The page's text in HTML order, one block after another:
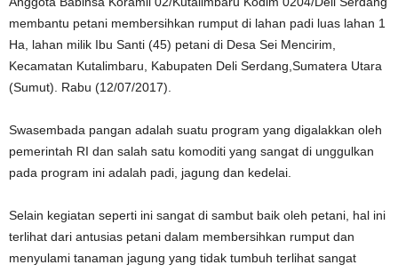
membantu petani membersihkan rumput di lahan padi luas lahan 1
Ha, lahan milik Ibu Santi (45) petani di Desa Sei Mencirim,
Kecamatan Kutalimbaru, Kabupaten Deli Serdang,Sumatera Utara
(Sumut). Rabu (12/07/2017).
Swasembada pangan adalah suatu program yang digalakkan oleh
pemerintah RI dan salah satu komoditi yang sangat di unggulkan
pada program ini adalah padi, jagung dan kedelai.
Selain kegiatan seperti ini sangat di sambut baik oleh petani, hal ini
terlihat dari antusias petani dalam membersihkan rumput dan
menyulami tanaman jagung yang tidak tumbuh terlihat sangat